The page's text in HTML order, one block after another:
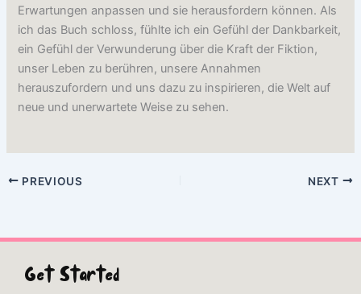
Erwartungen anpassen und sie herausfordern können. Als
ich das Buch schloss, fühlte ich ein Gefühl der Dankbarkeit,
ein Gefühl der Verwunderung über die Kraft der Fiktion,
unser Leben zu berühren, unsere Annahmen
herauszufordern und uns dazu zu inspirieren, die Welt auf
neue und unerwartete Weise zu sehen.
PREVIOUS NEXT
Get Started